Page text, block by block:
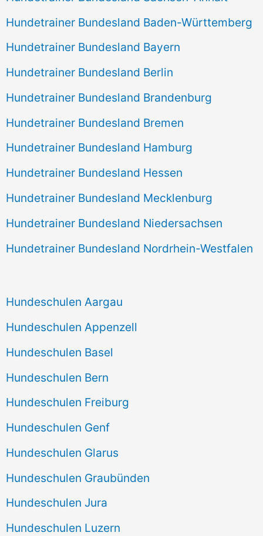
Hundetrainer Bundesland Baden-Württemberg
Hundetrainer Bundesland Bayern
Hundetrainer Bundesland Berlin
Hundetrainer Bundesland Brandenburg
Hundetrainer Bundesland Bremen
Hundetrainer Bundesland Hamburg
Hundetrainer Bundesland Hessen
Hundetrainer Bundesland Mecklenburg
Hundetrainer Bundesland Niedersachsen
Hundetrainer Bundesland Nordrhein-Westfalen
Hundeschulen Aargau
Hundeschulen Appenzell
Hundeschulen Basel
Hundeschulen Bern
Hundeschulen Freiburg
Hundeschulen Genf
Hundeschulen Glarus
Hundeschulen Graubünden
Hundeschulen Jura
Hundeschulen Luzern